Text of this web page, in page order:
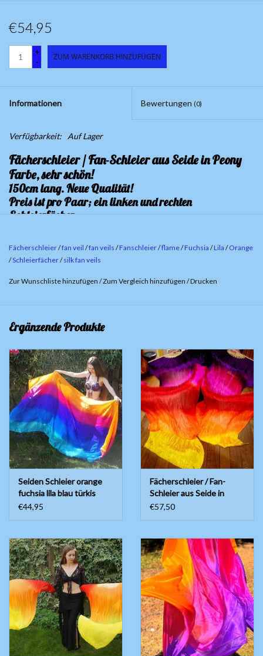
€54,95
+
-
ZUM WARENKORB HINZUFÜGEN
Informationen Bewertungen (0)
Verfügbarkeit: Auf Lager
Fächerschleier / Fan-Schleier aus Seide in Peony
Farbe, sehr schön!
150cm lang. Neue Qualität!
Preis ist pro Paar; ein linken und rechten
Schleierfächer.
Fächerschleier/fan veil /fan veils /Fanschleier/flame/Fuchsia /Lila /Orange
/Schleierfächer/silk fan veils
Zur Wunschliste hinzufügen /Zum Vergleich hinzufügen /Drucken
Ergänzende Produkte
Seiden Schleier orange
fuchsia lila blau türkis
€44,95
Fächerschleier / Fan-
Schleier aus Seide in
schönen hellen Farben
€57,50